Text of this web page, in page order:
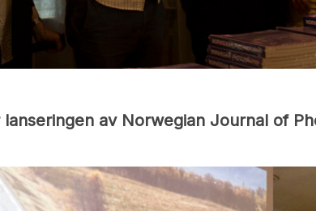
av Norwegian Journal of